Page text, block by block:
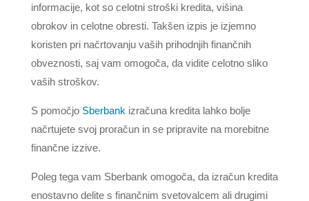
informacije, kot so celotni stroški kredita, višina
obrokov in celotne obresti. Takšen izpis je izjemno
koristen pri načrtovanju vaših prihodnjih finančnih
obveznosti, saj vam omogoča, da vidite celotno sliko
vaših stroškov.
S pomočjo Sberbank izračuna kredita lahko bolje
načrtujete svoj proračun in se pripravite na morebitne
finančne izzive.
Poleg tega vam Sberbank omogoča, da izračun kredita
enostavno delite s finančnim svetovalcem ali drugimi